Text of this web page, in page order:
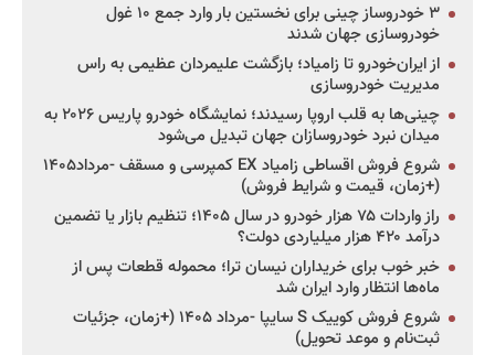
۳ خودروساز چینی برای نخستین بار وارد جمع ۱۰ غول
خودروسازی جهان شدند
از ایران‌خودرو تا زامیاد؛ بازگشت علیمردان عظیمی به راس
مدیریت خودروسازی
چینی‌ها به قلب اروپا رسیدند؛ نمایشگاه خودرو پاریس ۲۰۲۶ به
میدان نبرد خودروسازان جهان تبدیل می‌شود
شروع فروش اقساطی زامیاد EX کمپرسی و مسقف -مرداد۱۴۰۵
(+زمان، قیمت و شرایط فروش)
راز واردات ۷۵ هزار خودرو در سال ۱۴۰۵؛ تنظیم بازار یا تضمین
درآمد ۴۲۰ هزار میلیاردی دولت؟
خبر خوب برای خریداران نیسان ترا؛ محموله قطعات پس از
ماه‌ها انتظار وارد ایران شد
شروع فروش کوییک S سایپا -مرداد ۱۴۰۵ (+زمان، جزئیات
ثبت‌نام و موعد تحویل)